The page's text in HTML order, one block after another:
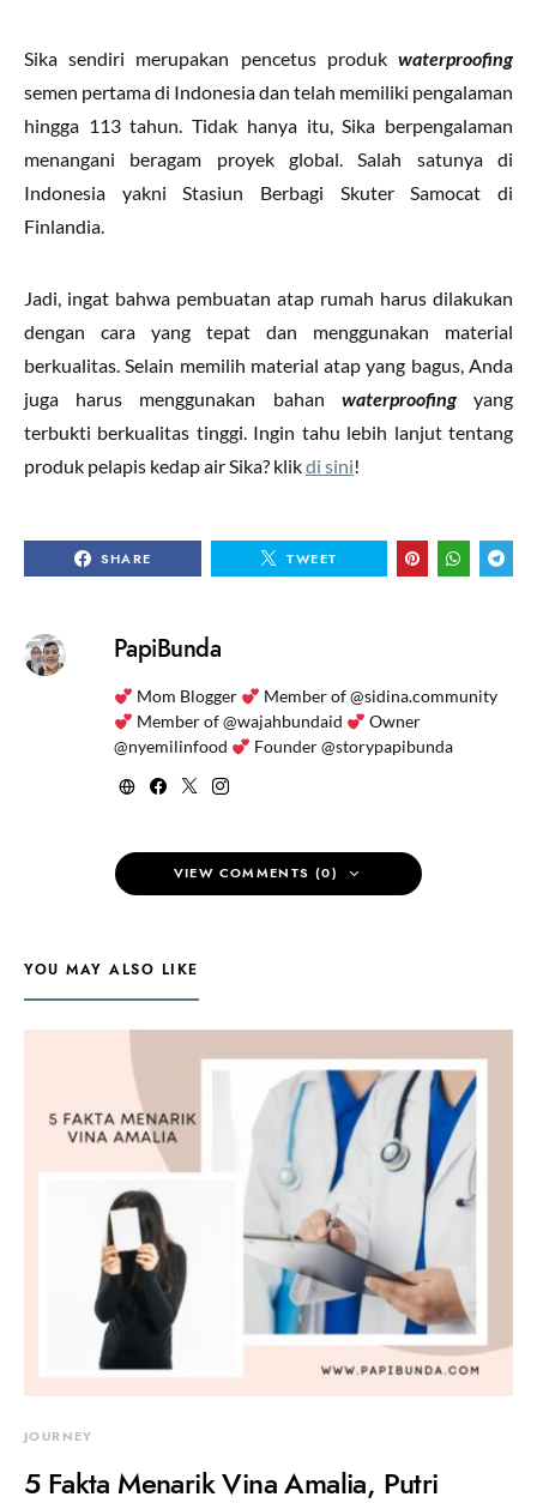
Sika sendiri merupakan pencetus produk waterproofing
semen pertama di Indonesia dan telah memiliki pengalaman
hingga 113 tahun. Tidak hanya itu, Sika berpengalaman
menangani beragam proyek global. Salah satunya di
Indonesia yakni Stasiun Berbagi Skuter Samocat di
Finlandia.
Jadi, ingat bahwa pembuatan atap rumah harus dilakukan
dengan cara yang tepat dan menggunakan material
berkualitas. Selain memilih material atap yang bagus, Anda
juga harus menggunakan bahan waterproofingyang
terbukti berkualitas tinggi. Ingin tahu lebih lanjut tentang
produk pelapis kedap air Sika? klikdi sini!
SHARE TWEET
PapiBunda
Mom Blogger
Member of @sidina.community
Member of @wajahbundaid
Owner
@nyemilinfood
Founder @storypapibunda
VIEW COMMENTS (0)
YOU MAY ALSO LIKE
JOURNEY
5 Fakta Menarik Vina Amalia, Putri